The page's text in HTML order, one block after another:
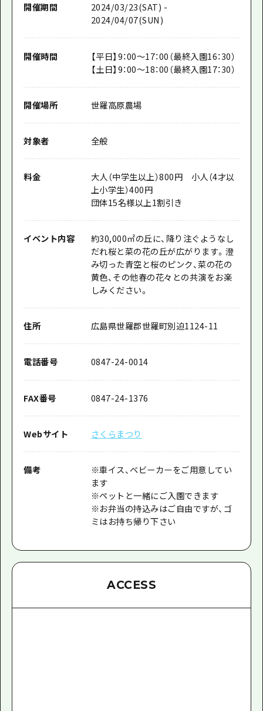
開催期間
2024/03/23(SAT) -
2024/04/07(SUN)
開催時間
【平日】9：00～17：00（最終入園16：30）
【土日】9：00～18：00（最終入園17：30）
開催場所 世羅高原農場
対象者 全般
料金
大人（中学生以上）800円 小人（4才以
上小学生）400円
団体15名様以上1割引き
イベント内容
約30,000㎡の丘に、降り注ぐようなし
だれ桜と菜の花の丘が広がります。澄
み切った青空と桜のピンク、菜の花の
黄色、その他春の花々との共演をお楽
しみください。
住所 広島県世羅郡世羅町別迫1124-11
電話番号 0847-24-0014
FAX番号 0847-24-1376
Webサイト さくらまつり
備考
※車イス、ベビーカーをご用意してい
ます
※ペットと一緒にご入園できます
※お弁当の持込みはご自由ですが、ゴ
ミはお持ち帰り下さい
ACCESS